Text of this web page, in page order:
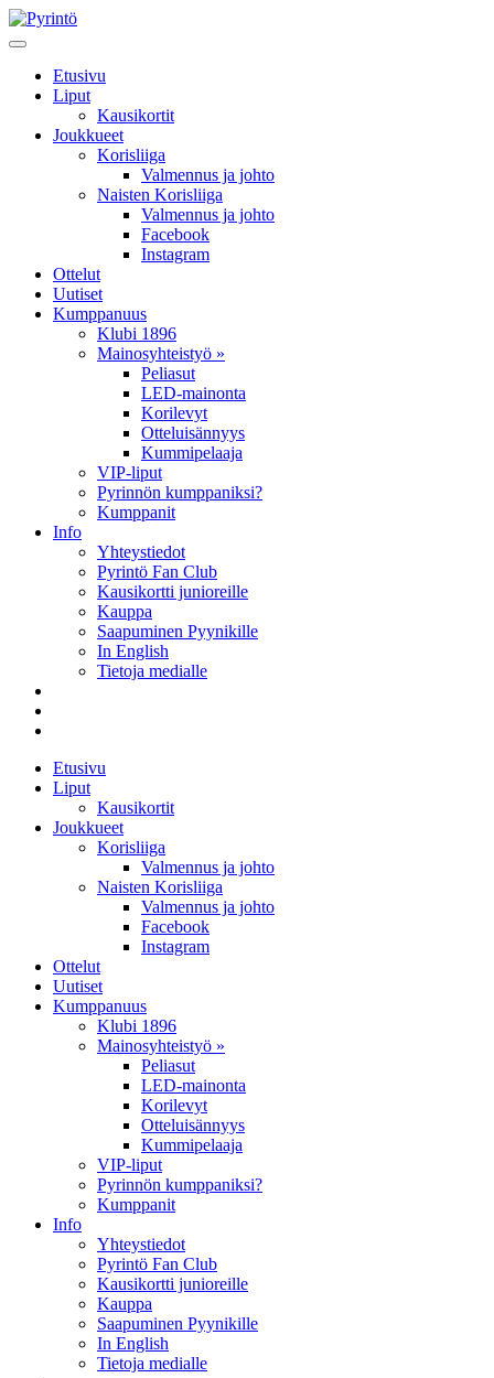
Etusivu
Liput
Kausikortit
Joukkueet
Korisliiga
Valmennus ja johto
Naisten Korisliiga
Valmennus ja johto
Facebook
Instagram
Ottelut
Uutiset
Kumppanuus
Klubi 1896
Mainosyhteistyö »
Peliasut
LED-mainonta
Korilevyt
Otteluisännyys
Kummipelaaja
VIP-liput
Pyrinnön kumppaniksi?
Kumppanit
Info
Yhteystiedot
Pyrintö Fan Club
Kausikortti junioreille
Kauppa
Saapuminen Pyynikille
In English
Tietoja medialle
Etusivu
Liput
Kausikortit
Joukkueet
Korisliiga
Valmennus ja johto
Naisten Korisliiga
Valmennus ja johto
Facebook
Instagram
Ottelut
Uutiset
Kumppanuus
Klubi 1896
Mainosyhteistyö »
Peliasut
LED-mainonta
Korilevyt
Otteluisännyys
Kummipelaaja
VIP-liput
Pyrinnön kumppaniksi?
Kumppanit
Info
Yhteystiedot
Pyrintö Fan Club
Kausikortti junioreille
Kauppa
Saapuminen Pyynikille
In English
Tietoja medialle